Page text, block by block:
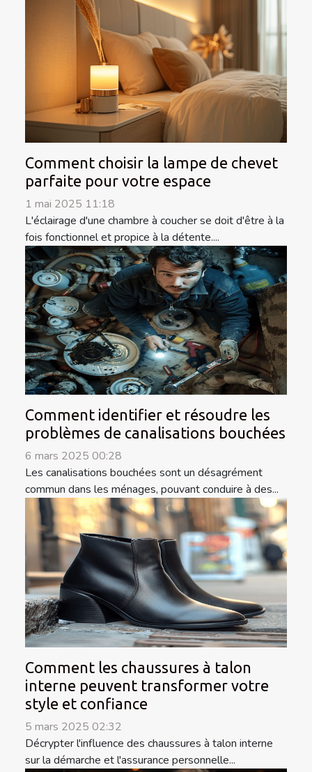
Comment choisir la lampe de chevet
parfaite pour votre espace
1 mai 2025 11:18
L'éclairage d'une chambre à coucher se doit d'être à la
fois fonctionnel et propice à la détente....
Comment identifier et résoudre les
problèmes de canalisations bouchées
6 mars 2025 00:28
Les canalisations bouchées sont un désagrément
commun dans les ménages, pouvant conduire à des...
Comment les chaussures à talon
interne peuvent transformer votre
style et confiance
5 mars 2025 02:32
Décrypter l'influence des chaussures à talon interne
sur la démarche et l'assurance personnelle...